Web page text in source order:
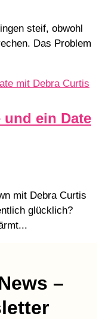
steif, obwohl
Das Problem
ein Date
mit Debra Curtis
glücklich?
–